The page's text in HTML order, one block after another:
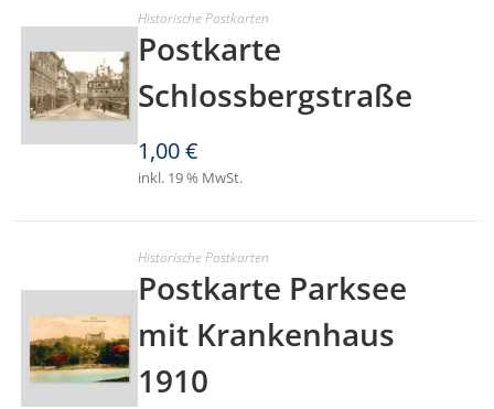
Historische Postkarten
Postkarte
Schlossbergstraße
1,00€
inkl. 19 % MwSt.
Historische Postkarten
Postkarte Parksee
mit Krankenhaus
1910